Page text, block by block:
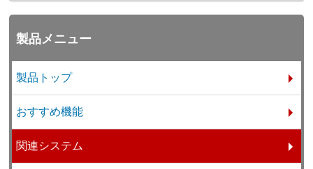
製品メニュー
製品トップ
おすすめ機能
関連システム